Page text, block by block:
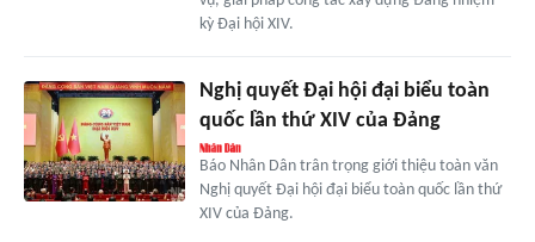
kỳ Đại hội XIV.
Nghị quyết Đại hội đại biểu toàn
quốc lần thứ XIV của Đảng
Báo Nhân Dân trân trọng giới thiệu toàn văn
Nghị quyết Đại hội đại biểu toàn quốc lần thứ
XIV của Đảng.